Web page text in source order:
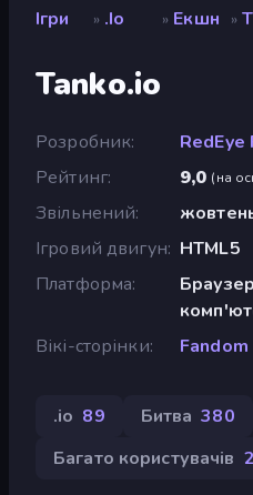
Ігри » .io » Екшн »
Tanko.io
Розробник
Рейтинг
9,0 (на
Звільнений
Ігровий двигун HTML5
Платформа
Вікі-сторінки
Fandom
.io 89 Битва 380
Багато користувачів